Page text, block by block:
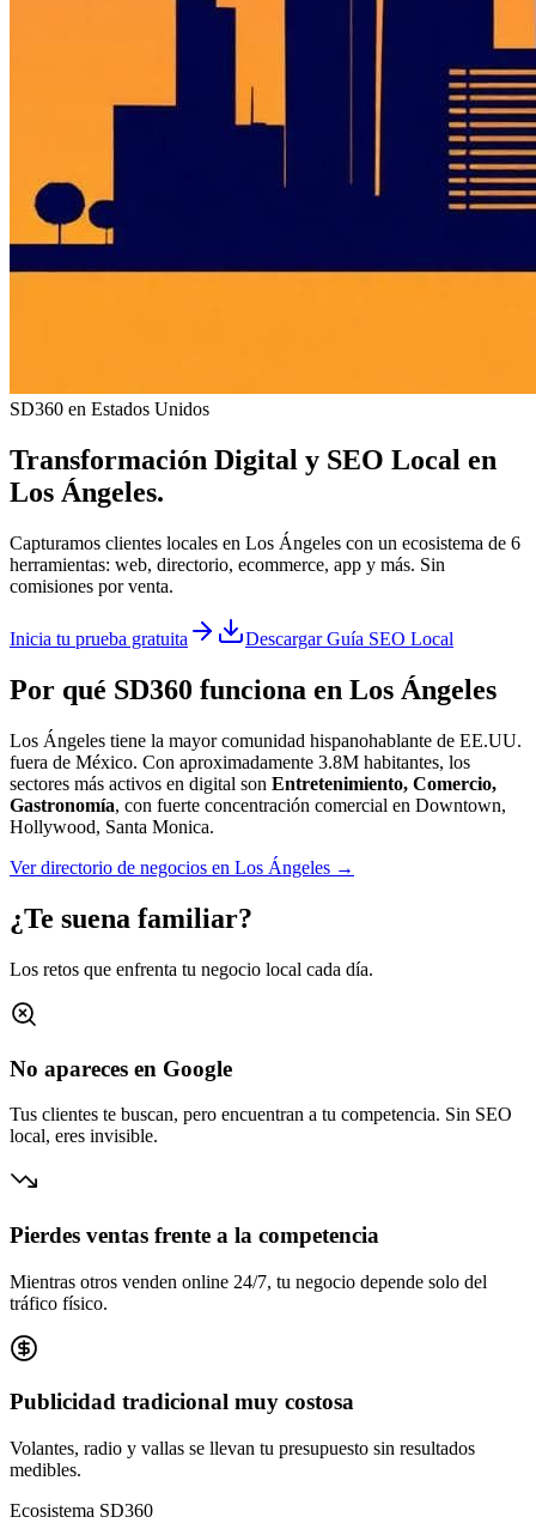
SD360 en Estados Unidos
Transformación Digital y SEO Local en
Los Ángeles.
Capturamos clientes locales en Los Ángeles con un ecosistema de 6
herramientas: web, directorio, ecommerce, app y más. Sin
comisiones por venta.
Inicia tu prueba gratuita Descargar Guía SEO Local
Por qué SD360 funciona en Los Ángeles
Los Ángeles tiene la mayor comunidad hispanohablante de EE.UU.
fuera de México. Con aproximadamente 3.8M habitantes, los
sectores más activos en digital son Entretenimiento, Comercio,
Gastronomía, con fuerte concentración comercial en Downtown,
Hollywood, Santa Monica.
Ver directorio de negocios en Los Ángeles →
¿Te suena familiar?
Los retos que enfrenta tu negocio local cada día.
No apareces en Google
Tus clientes te buscan, pero encuentran a tu competencia. Sin SEO
local, eres invisible.
Pierdes ventas frente a la competencia
Mientras otros venden online 24/7, tu negocio depende solo del
tráfico físico.
Publicidad tradicional muy costosa
Volantes, radio y vallas se llevan tu presupuesto sin resultados
medibles.
Ecosistema SD360